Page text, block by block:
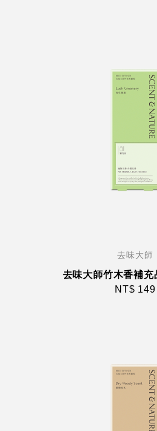
去味大師
去味大師竹木香補充
NT$ 149